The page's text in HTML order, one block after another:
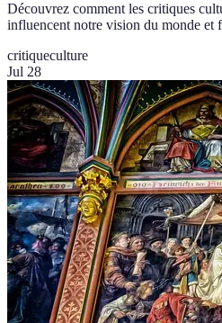
Découvrez comment les critiques
influencent notre vision du monde et
critiqueculture
Jul 28